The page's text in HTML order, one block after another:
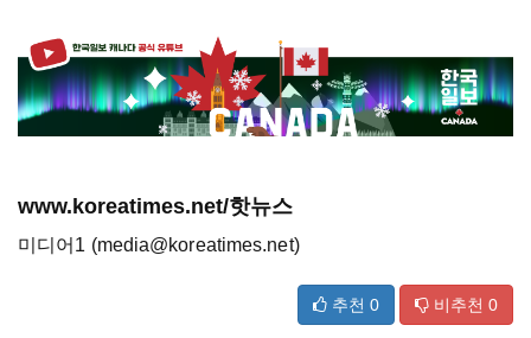
www.koreatimes.net/핫뉴스
미디어1 (media@koreatimes.net)
추천 0 비추천 0